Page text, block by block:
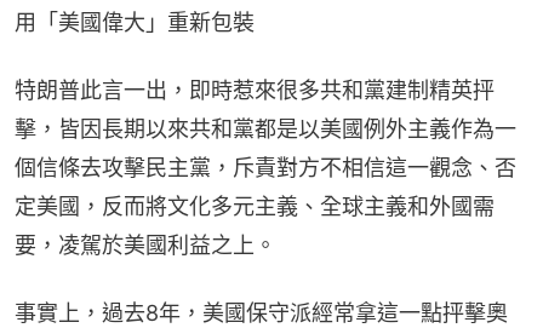
用「美國偉大」重新包裝
特朗普此言一出，即時惹來很多共和黨建制精英抨
擊，皆因長期以來共和黨都是以美國例外主義作為一
個信條去攻擊民主黨，斥責對方不相信這一觀念、否
定美國，反而將文化多元主義、全球主義和外國需
要，凌駕於美國利益之上。
事實上，過去8年，美國保守派經常拿這一點抨擊奧